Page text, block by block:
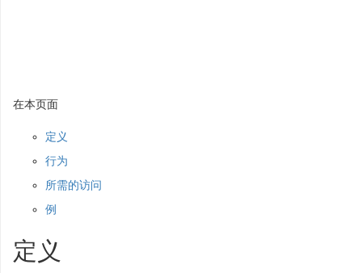
在本页面
定义
行为
所需的访问
例
定义